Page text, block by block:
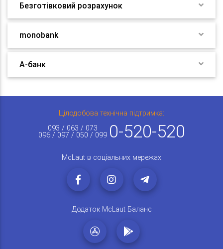
Безготівковий розрахунок
monobank
А-банк
Цілодобова технічна підтримка:
093 / 063 / 073
096 / 097 / 050 / 099 0-520-520
McLaut в соціальних мережах
Додаток McLaut Баланс